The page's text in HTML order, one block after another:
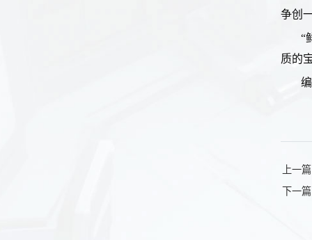
争创
“
质的
上一
下一